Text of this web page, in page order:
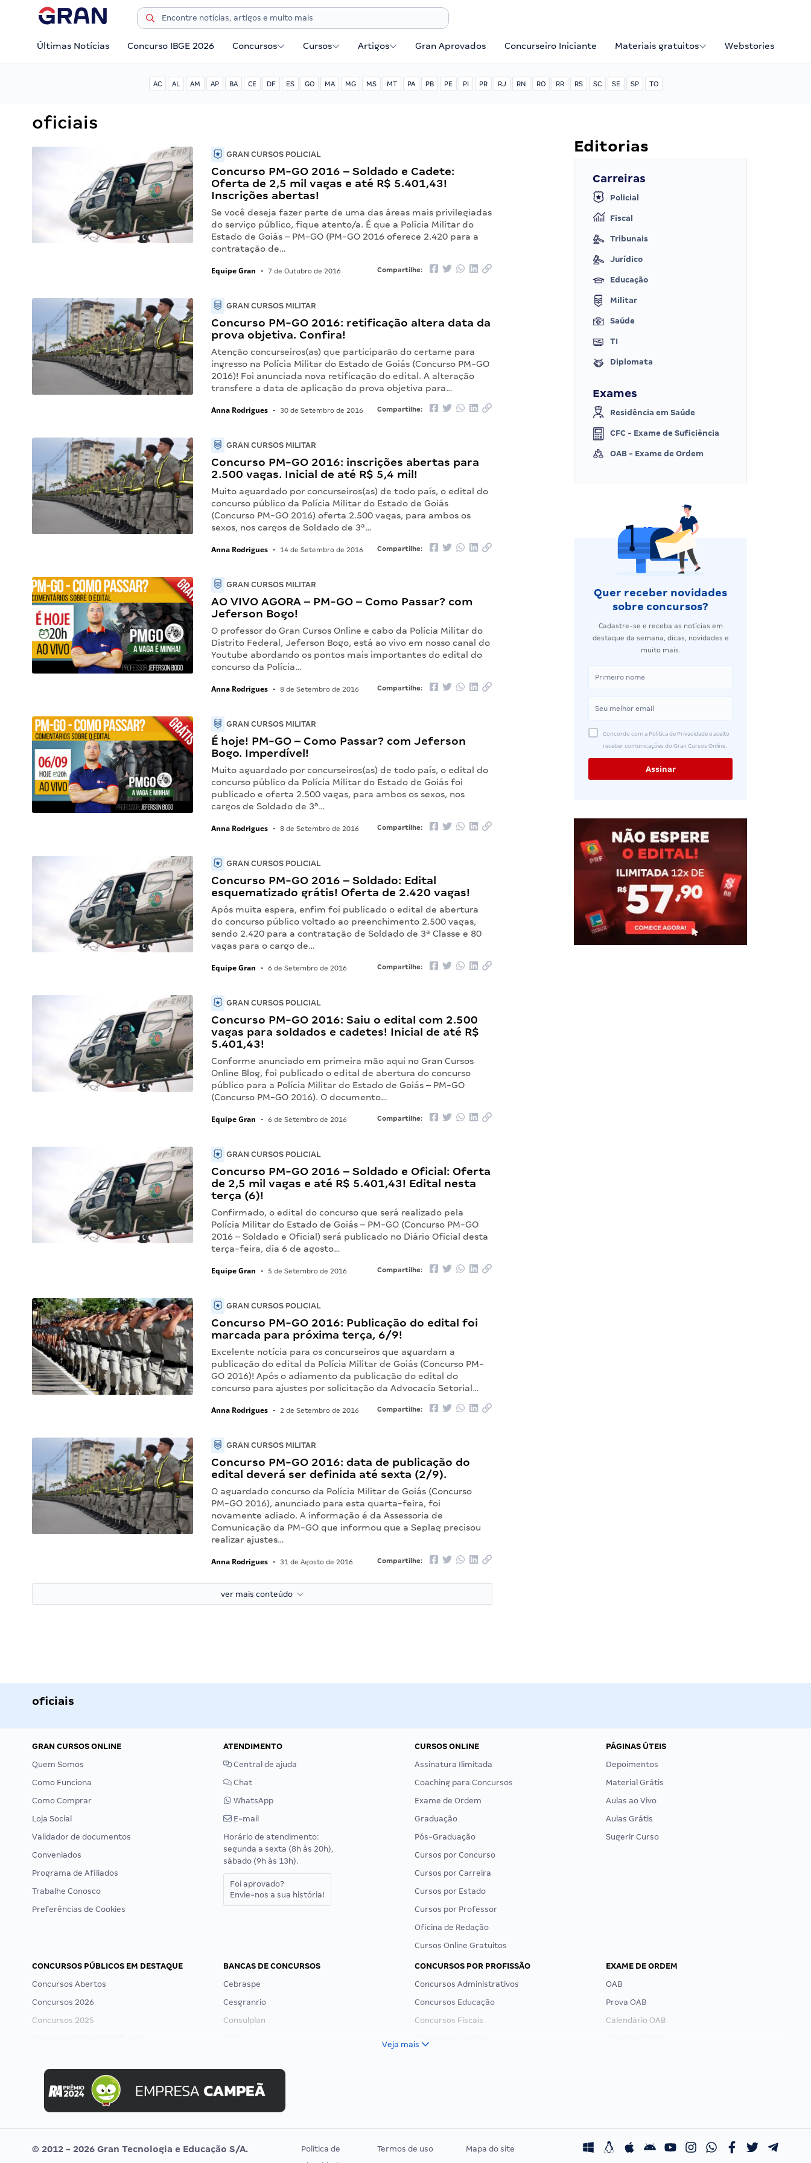
Últimas Notícias Concurso IBGE 2026 Concursos Cursos Artigos Gran Aprovados Concurseiro Iniciante Materiais gratuitos Webstories
AC AL AM AP BA CE DF ES GO MA MG MS MT PA PB PE PI PR RJ RN RO RR RS SC SE SP TO
oficiais
GRAN CURSOS POLICIAL
Concurso PM-GO 2016 – Soldado e Cadete:
Oferta de 2,5 mil vagas e até R$ 5.401,43!
Inscrições abertas!
Se você deseja fazer parte de uma das áreas mais privilegiadas
do serviço público, fique atento/a. É que a Polícia Militar do
Estado de Goiás – PM-GO (PM-GO 2016 oferece 2.420 para a
contratação de…
Equipe Gran • 7 de Outubro de 2016 Compartilhe:
GRAN CURSOS MILITAR
Concurso PM-GO 2016: retificação altera data da
prova objetiva. Confira!
Atenção concurseiros(as) que participarão do certame para
ingresso na Polícia Militar do Estado de Goiás (Concurso PM-GO
2016)! Foi anunciada nova retificação do edital. A alteração
transfere a data de aplicação da prova objetiva para…
Anna Rodrigues • 30 de Setembro de 2016 Compartilhe:
GRAN CURSOS MILITAR
Concurso PM-GO 2016: inscrições abertas para
2.500 vagas. Inicial de até R$ 5,4 mil!
Muito aguardado por concurseiros(as) de todo país, o edital do
concurso público da Polícia Militar do Estado de Goiás
(Concurso PM-GO 2016) oferta 2.500 vagas, para ambos os
sexos, nos cargos de Soldado de 3ª…
Anna Rodrigues • 14 de Setembro de 2016 Compartilhe:
GRAN CURSOS MILITAR
AO VIVO AGORA – PM-GO – Como Passar? com
Jeferson Bogo!
O professor do Gran Cursos Online e cabo da Polícia Militar do
Distrito Federal, Jeferson Bogo, está ao vivo em nosso canal do
Youtube abordando os pontos mais importantes do edital do
concurso da Polícia…
Anna Rodrigues • 8 de Setembro de 2016 Compartilhe:
GRAN CURSOS MILITAR
É hoje! PM-GO – Como Passar? com Jeferson
Bogo. Imperdível!
Muito aguardado por concurseiros(as) de todo país, o edital do
concurso público da Polícia Militar do Estado de Goiás foi
publicado e oferta 2.500 vagas, para ambos os sexos, nos
cargos de Soldado de 3ª…
Anna Rodrigues • 8 de Setembro de 2016 Compartilhe:
GRAN CURSOS POLICIAL
Concurso PM-GO 2016 – Soldado: Edital
esquematizado grátis! Oferta de 2.420 vagas!
Após muita espera, enfim foi publicado o edital de abertura
do concurso público voltado ao preenchimento 2.500 vagas,
sendo 2.420 para a contratação de Soldado de 3ª Classe e 80
vagas para o cargo de…
Equipe Gran • 6 de Setembro de 2016 Compartilhe:
GRAN CURSOS POLICIAL
Concurso PM-GO 2016: Saiu o edital com 2.500
vagas para soldados e cadetes! Inicial de até R$
5.401,43!
Conforme anunciado em primeira mão aqui no Gran Cursos
Online Blog, foi publicado o edital de abertura do concurso
público para a Polícia Militar do Estado de Goiás – PM-GO
(Concurso PM-GO 2016). O documento…
Equipe Gran • 6 de Setembro de 2016 Compartilhe:
GRAN CURSOS POLICIAL
Concurso PM-GO 2016 – Soldado e Oficial: Oferta
de 2,5 mil vagas e até R$ 5.401,43! Edital nesta
terça (6)!
Confirmado, o edital do concurso que será realizado pela
Polícia Militar do Estado de Goiás – PM-GO (Concurso PM-GO
2016 – Soldado e Oficial) será publicado no Diário Oficial desta
terça-feira, dia 6 de agosto…
Equipe Gran • 5 de Setembro de 2016 Compartilhe:
GRAN CURSOS POLICIAL
Concurso PM-GO 2016: Publicação do edital foi
marcada para próxima terça, 6/9!
Excelente notícia para os concurseiros que aguardam a
publicação do edital da Polícia Militar de Goiás (Concurso PM-
GO 2016)! Após o adiamento da publicação do edital do
concurso para ajustes por solicitação da Advocacia Setorial…
Anna Rodrigues • 2 de Setembro de 2016 Compartilhe:
GRAN CURSOS MILITAR
Concurso PM-GO 2016: data de publicação do
edital deverá ser definida até sexta (2/9).
O aguardado concurso da Polícia Militar de Goiás (Concurso
PM-GO 2016), anunciado para esta quarta-feira, foi
novamente adiado. A informação é da Assessoria de
Comunicação da PM-GO que informou que a Seplag precisou
realizar ajustes…
Anna Rodrigues • 31 de Agosto de 2016 Compartilhe:
ver mais conteúdo
Editorias
Carreiras
Policial
Fiscal
Tribunais
Jurídico
Educação
Militar
Saúde
TI
Diplomata
Exames
Residência em Saúde
CFC - Exame de Suficiência
OAB - Exame de Ordem
Quer receber novidades
sobre concursos?
Cadastre-se e receba as notícias em
destaque da semana, dicas, novidades e
muito mais.
Concordo com a Política de Privacidade e aceito
receber comunicações do Gran Cursos Online.
oficiais
GRAN CURSOS ONLINE
Quem Somos
Como Funciona
Como Comprar
Loja Social
Validador de documentos
Conveniados
Programa de Afiliados
Trabalhe Conosco
Preferências de Cookies
ATENDIMENTO
Central de ajuda
Chat
WhatsApp
E-mail
Horário de atendimento:
segunda a sexta (8h às 20h),
sábado (9h às 13h).
Foi aprovado?
Envie-nos a sua história!
CURSOS ONLINE
Assinatura Ilimitada
Coaching para Concursos
Exame de Ordem
Graduação
Pós-Graduação
Cursos por Concurso
Cursos por Carreira
Cursos por Estado
Cursos por Professor
Oficina de Redação
Cursos Online Gratuitos
PÁGINAS ÚTEIS
Depoimentos
Material Grátis
Aulas ao Vivo
Aulas Grátis
Sugerir Curso
CONCURSOS PÚBLICOS EM DESTAQUE
Concursos Abertos
Concursos 2026
Concursos 2025
Concurso MPU
Editais publicados
BANCAS DE CONCURSOS
Cebraspe
Cesgranrio
Consulplan
Selecon
Uniase
Vunesp
CONCURSOS POR PROFISSÃO
Concursos Administrativos
Concursos Educação
Concursos Fiscais
Residência Multiprofissional
EXAME DE ORDEM
OAB
Prova OAB
Calendário OAB
Veja mais
© 2012 - 2026 Gran Tecnologia e Educação S/A.
Política de
Termos de uso Mapa do site